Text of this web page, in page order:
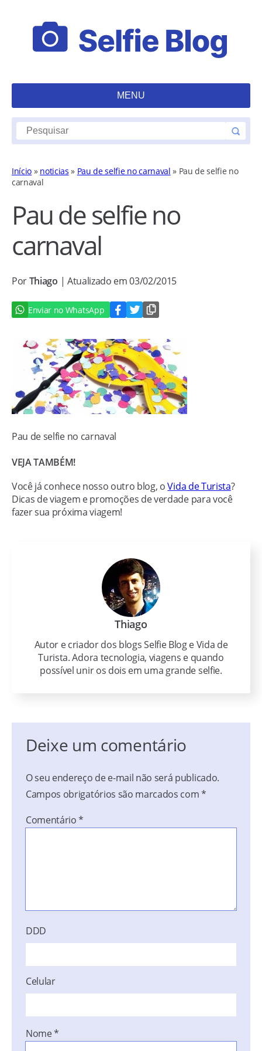
MENU
Início » noticias » Pau de selfie no carnaval » Pau de selfie no
carnaval
Pau de selfie no
carnaval
PorThiago | Atualizado em 03/02/2015
Enviar no WhatsApp
Pau de selfie no carnaval
VEJA TAMBÉM!
Você já conhece nosso outro blog, oVida de Turista?
Dicas de viagem e promoções de verdade para você
fazer sua próxima viagem!
Thiago
Autor e criador dos blogs Selfie Blog e Vida de
Turista. Adora tecnologia, viagens e quando
possível unir os dois em uma grande selfie.
Deixe um comentário
O seu endereço de e-mail não será publicado.
Campos obrigatórios são marcados com*
Comentário*
DDD
Celular
Nome*